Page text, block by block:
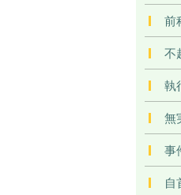
前
不
執
無
事
自